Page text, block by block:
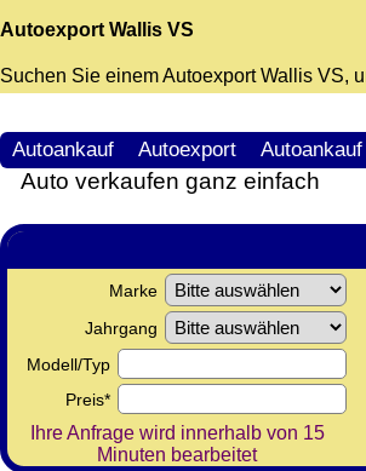
Autoexport Wallis VS
Suchen Sie einemAutoexport Wallis VS,